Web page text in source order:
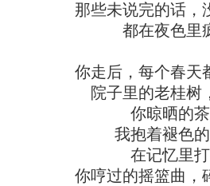
那些未说完的话，
都在夜色里
你走后，每个春天
院子里的老桂树
你晾晒的
我抱着褪色
在记忆里
你哼过的摇篮曲，